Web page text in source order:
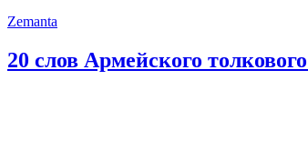
Zemanta
20 слов Армейского